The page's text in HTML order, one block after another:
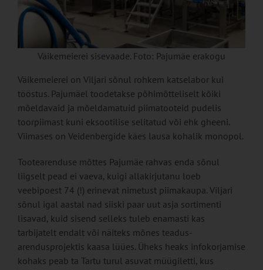
Väikemeierei sisevaade. Foto: Pajumäe erakogu
Väikemeierei on Viljari sõnul rohkem katselabor kui
tööstus. Pajumäel toodetakse põhimõtteliselt kõiki
mõeldavaid ja mõeldamatuid piimatooteid pudelis
toorpiimast kuni eksootilise selitatud või ehk gheeni.
Viimases on Veidenbergide käes lausa kohalik monopol.
Tootearenduse mõttes Pajumäe rahvas enda sõnul
liigselt pead ei vaeva, kuigi allakirjutanu loeb
veebipoest 74 (!) erinevat nimetust piimakaupa. Viljari
sõnul igal aastal nad siiski paar uut asja sortimenti
lisavad, kuid sisend selleks tuleb enamasti kas
tarbijatelt endalt või näiteks mõnes teadus-
arendusprojektis kaasa lüües. Üheks heaks infokorjamise
kohaks peab ta Tartu turul asuvat müügiletti, kus